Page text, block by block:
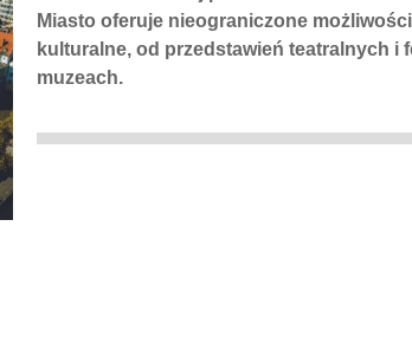
Miasto oferuje nieograniczone
kulturalne, od przedstawień teatralnych i
muzeach.